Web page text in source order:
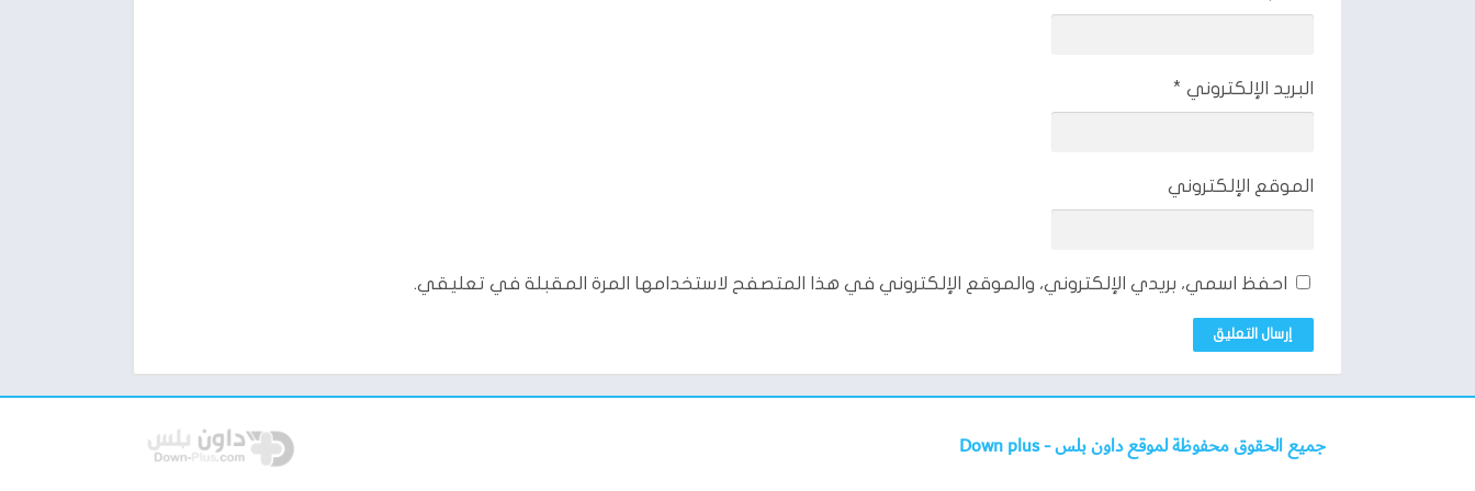
البريد الإلكتروني *
الموقع الإلكتروني
احفظ اسمي، بريدي الإلكتروني، والموقع الإلكتروني في هذا المتصفح لاستخدامها المرة المقبلة في تعليقي.
جميع الحقوق محفوظة لموقع داون بلس -Down plus